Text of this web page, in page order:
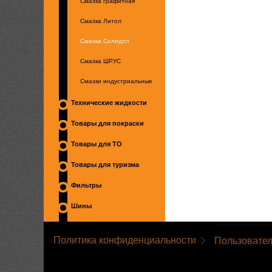
Смазка Литол
Смазка Солидол
Смазка ШРУС
Смазки индустриальные
Технические жидкости
Товары для покраски
Товары для ТО
Товары для туризма
Фильтры
Шины
Политика конфиденциальности